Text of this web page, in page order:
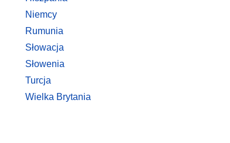
Niemcy
Rumunia
Słowacja
Słowenia
Turcja
Wielka Brytania